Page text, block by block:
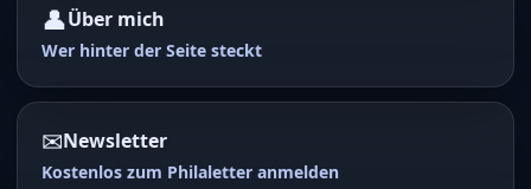
👤Über mich
Wer hinter der Seite steckt
✉Newsletter
Kostenlos zum Philaletter anmelden